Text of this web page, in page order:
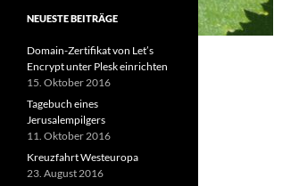
NEUESTE BEITRÄGE
Domain-Zertifikat von Let’s
Encrypt unter Plesk einrichten
15. Oktober 2016
Tagebuch eines
Jerusalempilgers
11. Oktober 2016
Kreuzfahrt Westeuropa
23. August 2016